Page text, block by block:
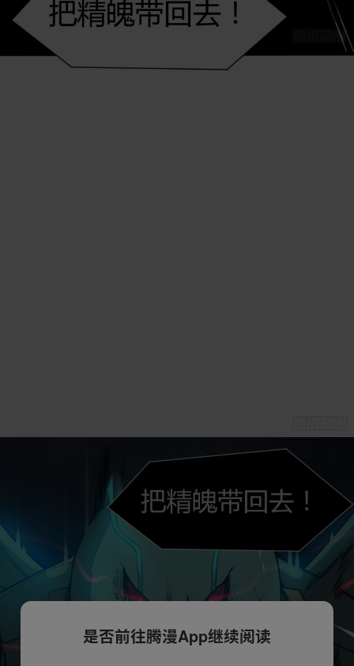
是否前往腾漫App继续阅读